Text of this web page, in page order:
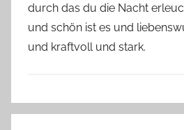
durch das du die Nacht
und schön ist es und
und kraftvoll und stark.